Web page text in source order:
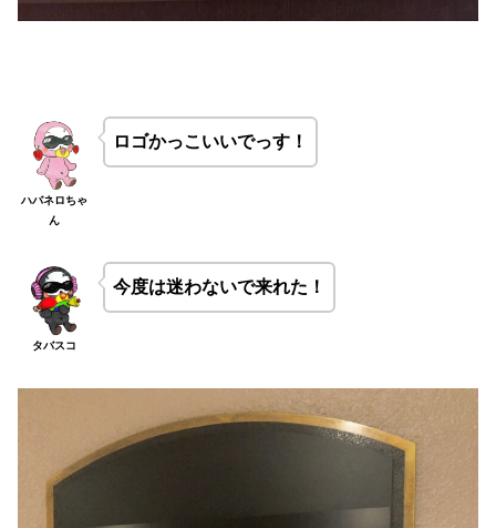
ハバネロちゃ
ん
ロゴかっこいいでっす！
タバスコ
今度は迷わないで来れた！